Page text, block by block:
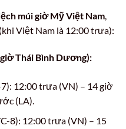
múi giờ Mỹ Việt Nam
Việt Nam là 12:00 trưa):
Thái Bình Dương):
7): 12:00 trưa (VN) – 14 giờ
(LA).
8): 12:00 trưa (VN) – 15